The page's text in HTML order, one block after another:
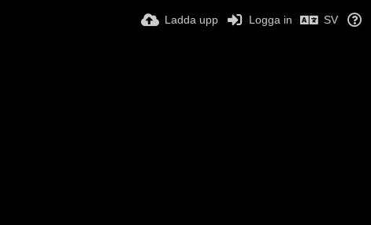
Ladda upp Logga in SV